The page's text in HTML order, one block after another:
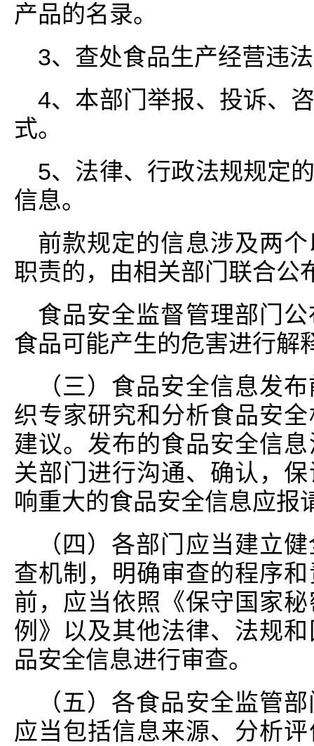
产品的名录。
3、查处食品生产经营违
4、本部门举报、投诉、
式。
5、法律、行政法规规定
信息。
前款规定的信息涉及两
职责的，由相关部门联合公
食品安全监督管理部门
食品可能产生的危害进行解
（三）食品安全信息发
织专家研究和分析食品安
建议。发布的食品安全信
关部门进行沟通、确认，
响重大的食品安全信息应报
（四）各部门应当建立
查机制，明确审查的程序
前，应当依照《保守国家
例》以及其他法律、法规
品安全信息进行审查。
（五）各食品安全监管
应当包括信息来源、分析